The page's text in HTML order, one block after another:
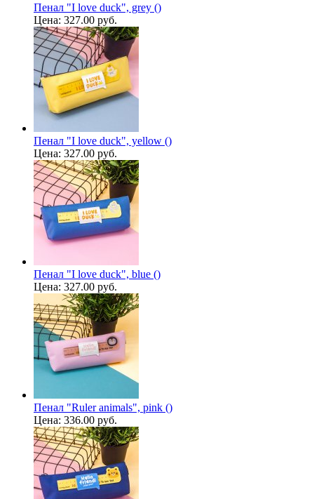
Пенал "I love duck", grey ()
Цена: 327.00 руб.
Пенал "I love duck", yellow ()
Цена: 327.00 руб.
Пенал "I love duck", blue ()
Цена: 327.00 руб.
Пенал "Ruler animals", pink ()
Цена: 336.00 руб.